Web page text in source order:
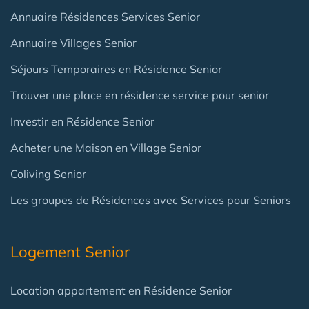
Annuaire Résidences Services Senior
Annuaire Villages Senior
Séjours Temporaires en Résidence Senior
Trouver une place en résidence service pour senior
Investir en Résidence Senior
Acheter une Maison en Village Senior
Coliving Senior
Les groupes de Résidences avec Services pour Seniors
Logement Senior
Location appartement en Résidence Senior